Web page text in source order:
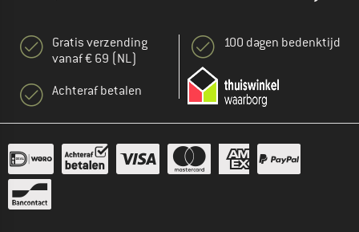
Gratis verzending
vanaf € 69 (NL)
Achteraf betalen
100 dagen bedenktijd